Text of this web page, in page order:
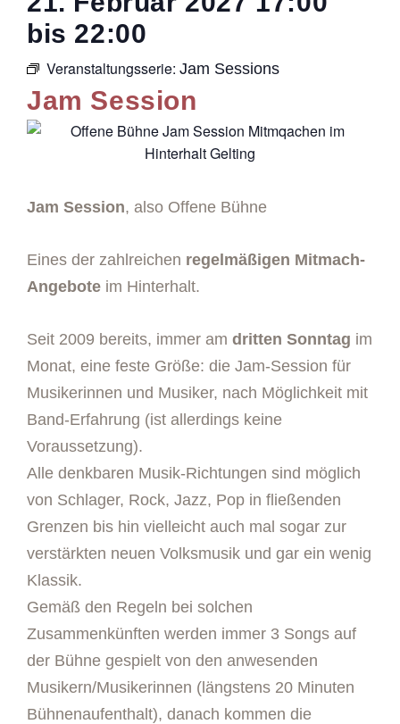
bis 22:00
Veranstaltungsserie: Jam Sessions
Jam Session
Jam Session, also Offene Bühne
Eines der zahlreichen regelmäßigen Mitmach-
Angebote im Hinterhalt.
Seit 2009 bereits, immer am dritten Sonntag im
Monat, eine feste Größe: die Jam-Session für
Musikerinnen und Musiker, nach Möglichkeit mit
Band-Erfahrung (ist allerdings keine
Voraussetzung).
Alle denkbaren Musik-Richtungen sind möglich
von Schlager, Rock, Jazz, Pop in fließenden
Grenzen bis hin vielleicht auch mal sogar zur
verstärkten neuen Volksmusik und gar ein wenig
Klassik.
Gemäß den Regeln bei solchen
Zusammenkünften werden immer 3 Songs auf
der Bühne gespielt von den anwesenden
Musikern/Musikerinnen (längstens 20 Minuten
Bühnenaufenthalt), danach kommen die